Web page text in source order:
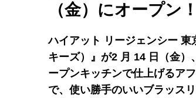
（金）にオープン！
ハイアット リージェンシー 東
キーズ）』が2 月 14 日（金
ープンキッチンで仕上げるア
で、使い勝手のいいブラッスリ